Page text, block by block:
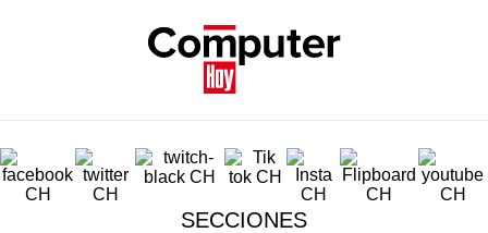
SECCIONES